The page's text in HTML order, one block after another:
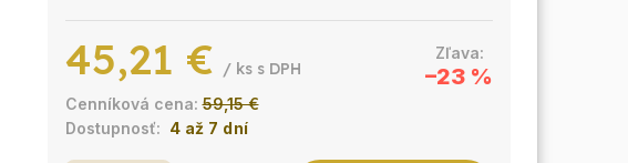
59,15 €
–23 %
45,21 € / ks
4 až 7 dní